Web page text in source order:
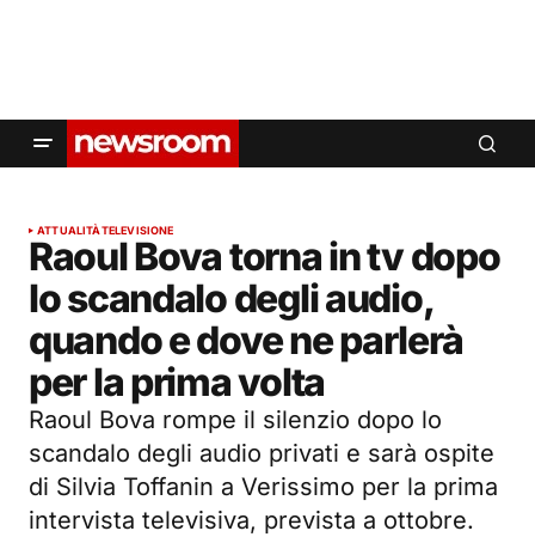
ATTUALITÀTELEVISIONE
Raoul Bova torna in tv dopo
lo scandalo degli audio,
quando e dove ne parlerà
per la prima volta
Raoul Bova rompe il silenzio dopo lo
scandalo degli audio privati e sarà ospite
di Silvia Toffanin a Verissimo per la prima
intervista televisiva, prevista a ottobre.